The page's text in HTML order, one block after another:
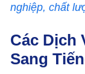
nghiệp, chất
Các Dịch
Sang